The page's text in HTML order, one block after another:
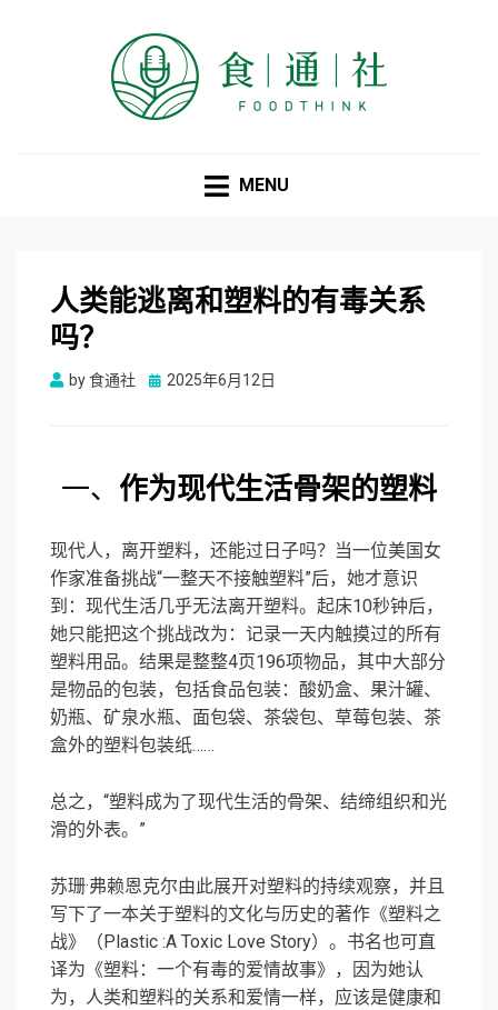
MENU
人类能逃离和塑料的有毒关系
吗？
by食通社
Posted
2025年6月12日
一、 作为现代生活骨架的塑料
现代人，离开塑料，还能过日子吗？当一位美国女
作家准备挑战“一整天不接触塑料”后，她才意识
到：现代生活几乎无法离开塑料。起床10秒钟后，
她只能把这个挑战改为：记录一天内触摸过的所有
塑料用品。结果是整整4页196项物品，其中大部分
是物品的包装，包括食品包装：酸奶盒、果汁罐、
奶瓶、矿泉水瓶、面包袋、茶袋包、草莓包装、茶
盒外的塑料包装纸……
总之，“塑料成为了现代生活的骨架、结缔组织和光
滑的外表。”
苏珊·弗赖恩克尔由此展开对塑料的持续观察，并且
写下了一本关于塑料的文化与历史的著作《塑料之
战》（Plastic :A Toxic Love Story）。书名也可直
译为《塑料：一个有毒的爱情故事》，因为她认
为，人类和塑料的关系和爱情一样，应该是健康和